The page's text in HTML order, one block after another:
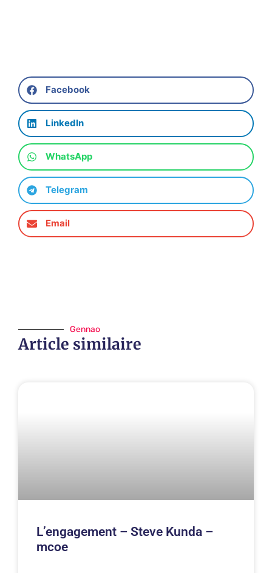
Facebook
LinkedIn
WhatsApp
Telegram
Email
Gennao
Article similaire
L’engagement – Steve Kunda –
mcoe